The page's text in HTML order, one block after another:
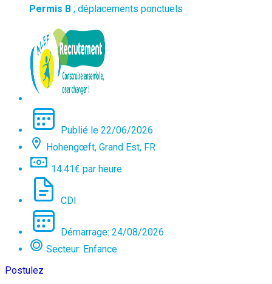
Permis B ; déplacements ponctuels
Publié le 22/06/2026
Hohengœft, Grand Est, FR
14.41€ par heure
CDI
Démarrage: 24/08/2026
Secteur: Enfance
Postulez